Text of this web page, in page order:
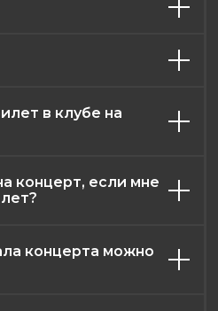
в клубе на
концерт, если мне
концерта можно
о нас